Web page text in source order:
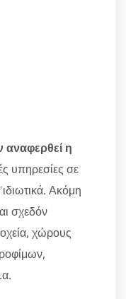
αναφερθεί η
υπηρεσίες σε
Ακόμη
σχεδόν
χώρους